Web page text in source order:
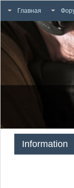
Главная
Information